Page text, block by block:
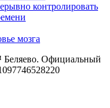
контролировать
мозга
Официальный